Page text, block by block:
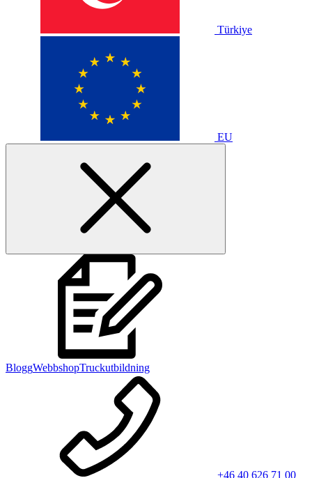
Türkiye
EU
BloggWebbshopTruckutbildning
+46 40 626 71 00